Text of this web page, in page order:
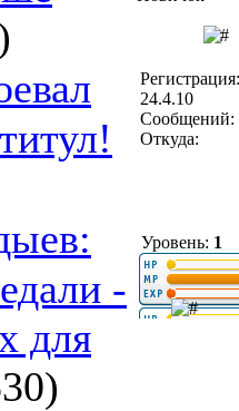
-
для
Регистрация:
24.4.10
Сообщений:
Откуда:
Уровень: 1